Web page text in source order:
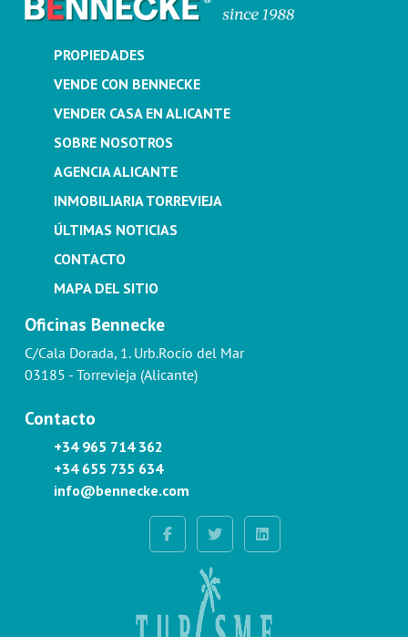
PROPIEDADES
VENDE CON BENNECKE
VENDER CASA EN ALICANTE
SOBRE NOSOTROS
AGENCIA ALICANTE
INMOBILIARIA TORREVIEJA
ÚLTIMAS NOTICIAS
CONTACTO
MAPA DEL SITIO
Oficinas Bennecke
C/Cala Dorada, 1. Urb.Rocío del Mar
03185 - Torrevieja (Alicante)
Contacto
+34 965 714 362
+34 655 735 634
info@bennecke.com